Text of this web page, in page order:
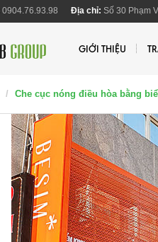
0904.76.93.98 Địa chỉ: Số 30 Phạm
GIỚI THIỆU
Che cục nóng điều hòa bằng